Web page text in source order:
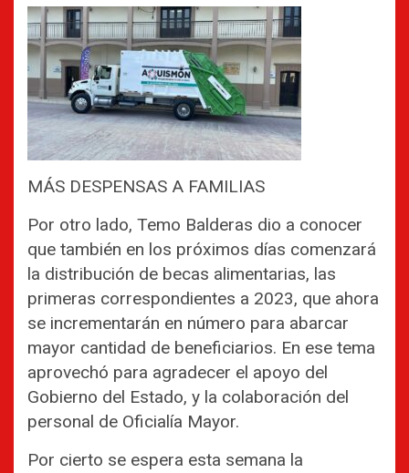
MÁS DESPENSAS A FAMILIAS
Por otro lado, Temo Balderas dio a conocer
que también en los próximos días comenzará
la distribución de becas alimentarias, las
primeras correspondientes a 2023, que ahora
se incrementarán en número para abarcar
mayor cantidad de beneficiarios. En ese tema
aprovechó para agradecer el apoyo del
Gobierno del Estado, y la colaboración del
personal de Oficialía Mayor.
Por cierto se espera esta semana la